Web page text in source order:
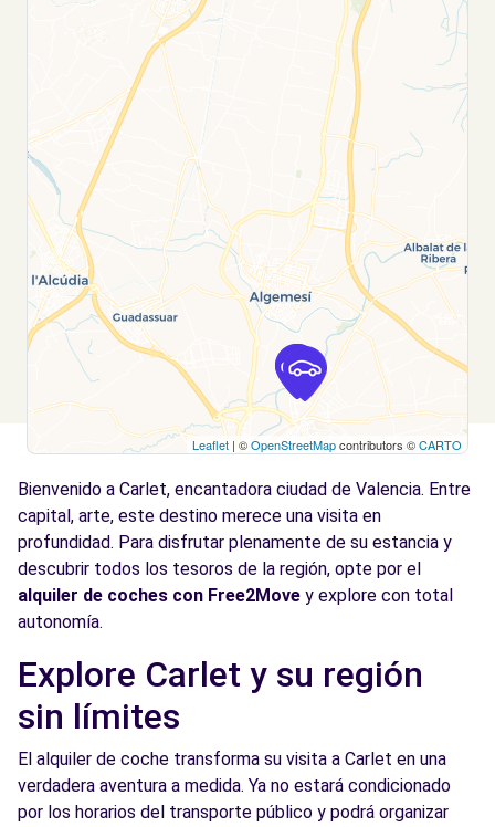
Leaflet | ©OpenStreetMapcontributors ©CARTO
Bienvenido a Carlet, encantadora ciudad de Valencia. Entre
capital, arte, este destino merece una visita en
profundidad. Para disfrutar plenamente de su estancia y
descubrir todos los tesoros de la región, opte por el
alquiler de coches con Free2Move y explore con total
autonomía.
Explore Carlet y su región
sin límites
El alquiler de coche transforma su visita a Carlet en una
verdadera aventura a medida. Ya no estará condicionado
por los horarios del transporte público y podrá organizar